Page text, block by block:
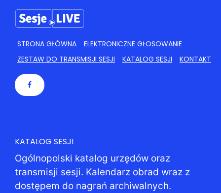
STRONA GŁÓWNA
ELEKTRONICZNE GŁOSOWANIE
ZESTAW DO TRANSMISJI SESJI
KATALOG SESJI KONTAKT
KATALOG SESJI
Ogólnopolski katalog urzędów oraz
transmisji sesji. Kalendarz obrad wraz z
dostępem do nagrań archiwalnych.